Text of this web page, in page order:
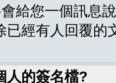
給您一個訊息
已經有人回覆的
人的簽名檔?